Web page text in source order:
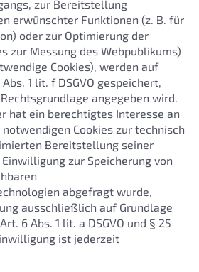
zur Bereitstellung
erwünschter Funktionen (z. B. für
oder zur Optimierung der
zur Messung des Webpublikums)
Cookies), werden auf
1 lit. f DSGVO gespeichert,
angegeben wird.
hat ein berechtigtes Interesse an
Cookies zur technisch
Bereitstellung seiner
zur Speicherung von
abgefragt wurde,
ausschließlich auf Grundlage
6 Abs. 1 lit. a DSGVO und § 25
ist jederzeit